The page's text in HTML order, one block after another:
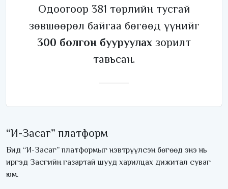
Одоогоор 381 төрлийн тусгай
зөвшөөрөл байгаа бөгөөд үүнийг
300 болгон бууруулах зорилт
тавьсан.
“И-Засаг” платформ
Бид “И-Засаг” платформыг нэвтрүүлсэн бөгөөд энэ нь
иргэд Засгийн газартай шууд харилцах дижитал суваг
юм.